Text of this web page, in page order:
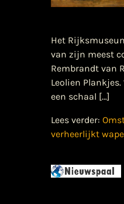
Het
van zijn meest
Rembrandt van
Leolien
een schaal […]
Lees verder:
verheerlijkt